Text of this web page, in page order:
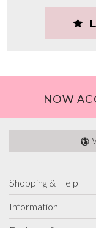
NOW
Shopping & Help
Information